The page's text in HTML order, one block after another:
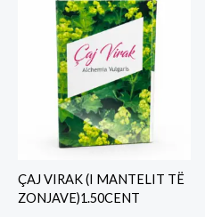
ÇAJ VIRAK (I MANTELIT TË
ZONJAVE)1.50CENT